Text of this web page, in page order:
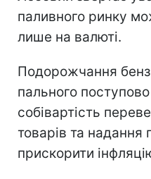
паливного ринку
лише на валюті.
Подорожчання
пального
собівартість
товарів та надання
прискорити